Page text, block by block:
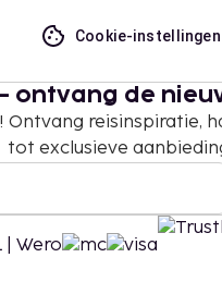
bij deze
Neem voor
van
Cookie-instellingen
ontvang de
Ontvang reisinspiratie,
tot exclusieve